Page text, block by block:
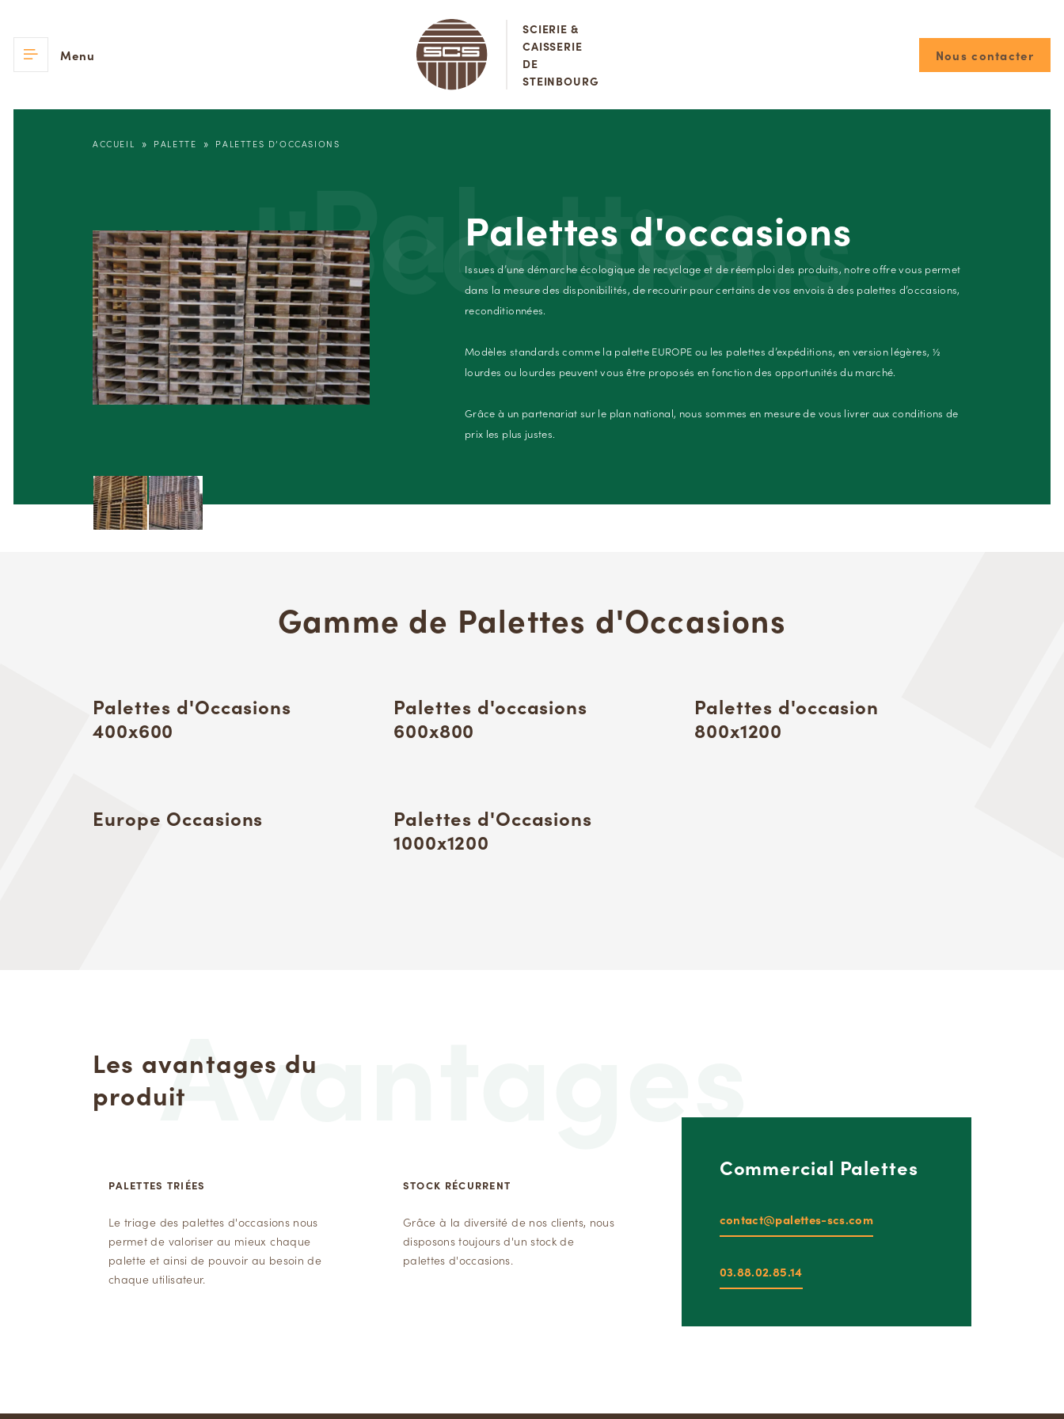
Menu
SCIERIE &
CAISSERIE
DE
STEINBOURG
Nous contacter
ACCUEIL » PALETTE » PALETTES D’OCCASIONS
Palettes d'occasions
Issues d’une démarche écologique de recyclage et de réemploi des produits, notre offre vous permet
dans la mesure des disponibilités, de recourir pour certains de vos envois à des palettes d’occasions,
reconditionnées.
Modèles standards comme la palette EUROPE ou les palettes d’expéditions, en version légères, ½
lourdes ou lourdes peuvent vous être proposés en fonction des opportunités du marché.
Grâce à un partenariat sur le plan national, nous sommes en mesure de vous livrer aux conditions de
prix les plus justes.
Palettes
d'occasions
Gamme de Palettes d'Occasions
Palettes d'Occasions
400x600
Palettes d'occasions
600x800
Palettes d'occasion
800x1200
Europe Occasions
Palettes d'Occasions
1000x1200
Les avantages du
produit
PALETTES TRIÉES
Le triage des palettes d'occasions nous
permet de valoriser au mieux chaque
palette et ainsi de pouvoir au besoin de
chaque utilisateur.
STOCK RÉCURRENT
Grâce à la diversité de nos clients, nous
disposons toujours d'un stock de
palettes d'occasions.
Commercial Palettes
contact@palettes-scs.com
03.88.02.85.14
Avantages